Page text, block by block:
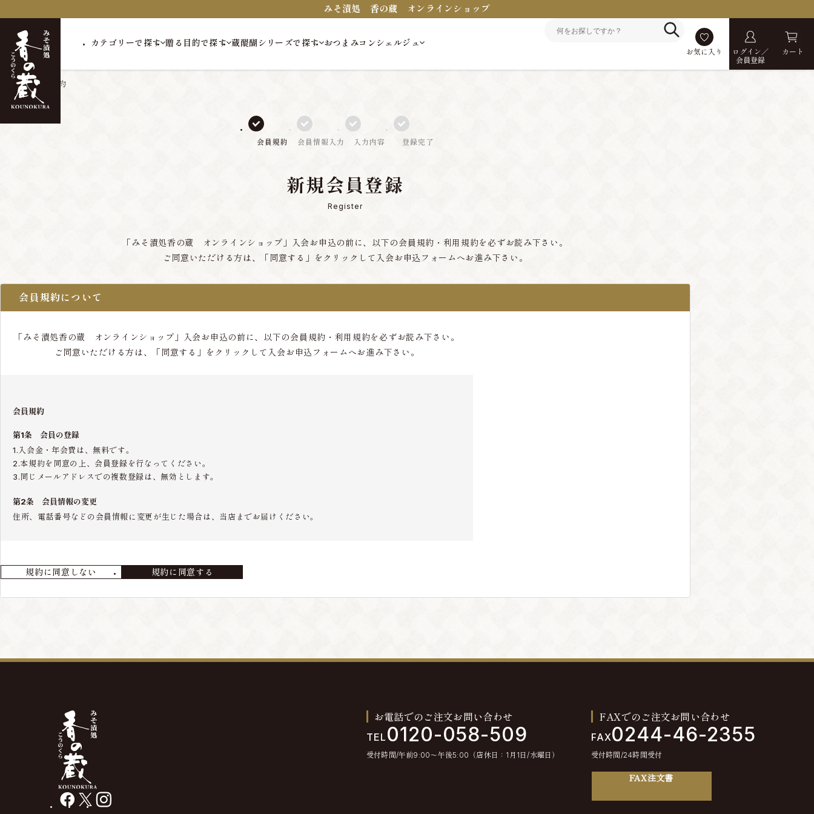
みそ漬処 香の蔵 オンラインショップ
カテゴリーで探す 贈る目的で探す 蔵醍醐シリーズで探す おつまみコンシェルジュ
お気に入り
ログイン／
会員登録
カート
トップ 会員規約
会員規約 会員情報入力 入力内容 登録完了
新規会員登録
Register
「みそ漬処香の蔵 オンラインショップ」入会お申込の前に、以下の会員規約・利用規約を必ずお読み下さい。
ご同意いただける方は、「同意する」をクリックして入会お申込フォームへお進み下さい。
会員規約について
「みそ漬処香の蔵 オンラインショップ」入会お申込の前に、以下の会員規約・利用規約を必ずお読み下さい。
ご同意いただける方は、「同意する」をクリックして入会お申込フォームへお進み下さい。
会員規約
第1条 会員の登録
1.入会金・年会費は、無料です。
2.本規約を同意の上、会員登録を行なってください。
3.同じメールアドレスでの複数登録は、無効とします。
第2条 会員情報の変更
住所、電話番号などの会員情報に変更が生じた場合は、当店までお届けください。
第4条 本サービスの変更・廃止
当店の判断により、本サービスを変更・廃止をすることが出来るものとします。
規約に同意しない 規約に同意する
facebook
X instagram
お電話でのご注文お問い合わせ
TEL 0120-058-509
受付時間/午前9:00〜午後5:00（店休日：1月1日/水曜日）
FAXでのご注文お問い合わせ
FAX0244-46-2355
受付時間/24時間受付
FAX注文書